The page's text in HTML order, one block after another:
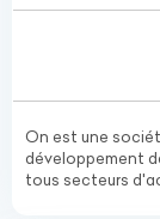
On est une
développement
tous secteurs